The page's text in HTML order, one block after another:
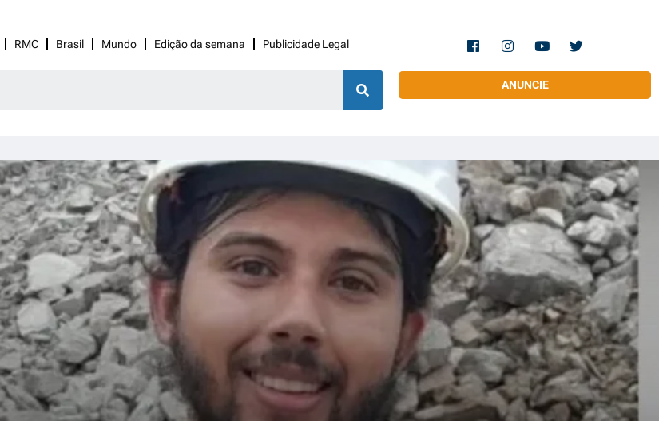
RMC Brasil Mundo Edição da semana Publicidade Legal
ANUNCIE